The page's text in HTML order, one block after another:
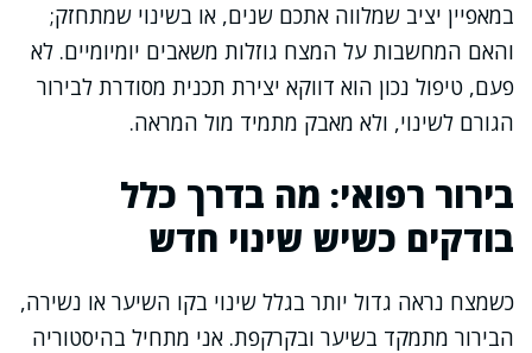
במאפיין יציב שמלווה אתכם שנים, או בשינוי שמתחזק;
והאם המחשבות על המצח גוזלות משאבים יומיומיים. לא
פעם, טיפול נכון הוא דווקא יצירת תכנית מסודרת לבירור
הגורם לשינוי, ולא מאבק מתמיד מול המראה.
בירור רפואי: מה בדרך כלל
בודקים כשיש שינוי חדש
כשמצח נראה גדול יותר בגלל שינוי בקו השיער או נשירה,
הבירור מתמקד בשיער ובקרקפת. אני מתחיל בהיסטוריה